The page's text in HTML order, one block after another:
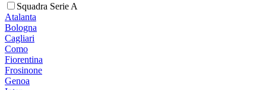
Squadra Serie A
Atalanta
Bologna
Cagliari
Como
Fiorentina
Frosinone
Genoa